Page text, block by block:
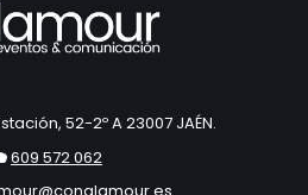
52-2º A 23007 JAÉN.
609 572 062